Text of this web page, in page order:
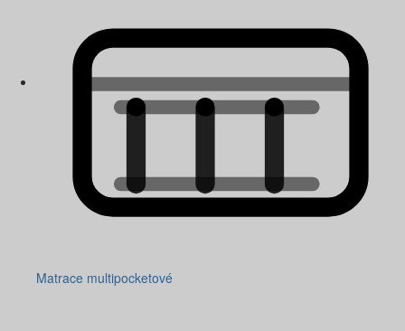
Matrace multipocketové